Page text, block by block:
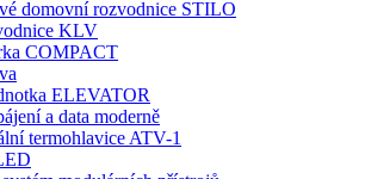
domovní rozvodnice STILO
KLV
COMPACT
ELEVATOR
a data moderně
termohlavice ATV-1